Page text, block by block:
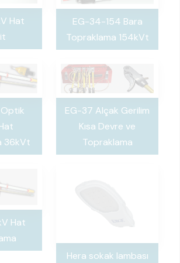
Hat
EG-34-154 Bara
Topraklama 154kVt
36kVt
EG-37 Alçak Gerilim
Kısa Devre ve
Topraklama
Hat
Hera sokak lambası